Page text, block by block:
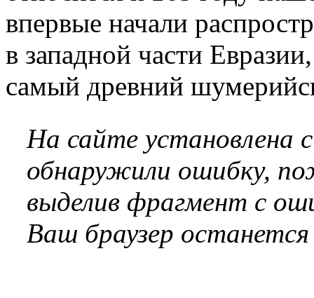
впервые начали
в западной части
самый древний
На сайте установлена
обнаружили ошибку,
выделив фрагмент с
Ваш браузер